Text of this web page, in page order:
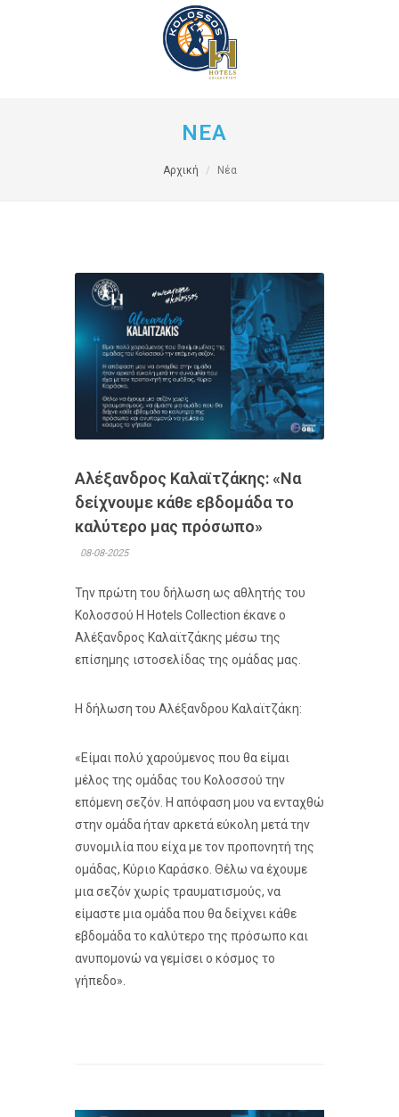
ΝΕΑ
Αρχική Νέα
Αλέξανδρος Καλαϊτζάκης: «Να
δείχνουμε κάθε εβδομάδα το
καλύτερο μας πρόσωπο»
08-08-2025
Την πρώτη του δήλωση ως αθλητής του
Κολοσσού H Hotels Collection έκανε ο
Αλέξανδρος Καλαϊτζάκης μέσω της
επίσημης ιστοσελίδας της ομάδας μας.
Η δήλωση του Αλέξανδρου Καλαϊτζάκη:
«Είμαι πολύ χαρούμενος που θα είμαι
μέλος της ομάδας του Κολοσσού την
επόμενη σεζόν. Η απόφαση μου να ενταχθώ
στην ομάδα ήταν αρκετά εύκολη μετά την
συνομιλία που είχα με τον προπονητή της
ομάδας, Κύριο Καράσκο. Θέλω να έχουμε
μια σεζόν χωρίς τραυματισμούς, να
είμαστε μια ομάδα που θα δείχνει κάθε
εβδομάδα το καλύτερο της πρόσωπο και
ανυπομονώ να γεμίσει ο κόσμος το
γήπεδο».